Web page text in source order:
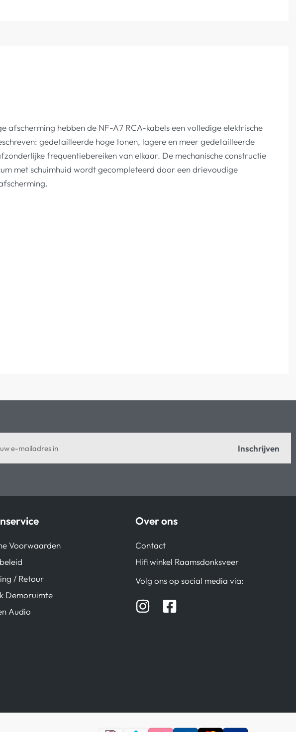
hebben de NF-A7 RCA-kabels een volledige elektrische
gedetailleerde hoge tonen, lagere en meer gedetailleerde
frequentiebereiken van elkaar. De mechanische constructie
met schuimhuid wordt gecompleteerd door een drievoudige
Inschrijven
Voorwaarden
/ Retour
Demoruimte
Audio
Over ons
Contact
Hifi winkel Raamsdonksveer
Volg ons op social media via: